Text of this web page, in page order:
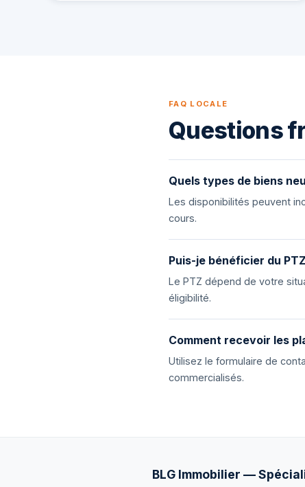
FAQ LOCALE
Questions
Quels types de biens
Les disponibilités peuvent
cours.
Puis-je bénéficier du
Le PTZ dépend de votre
éligibilité.
Comment recevoir les
Utilisez le formulaire de
commercialisés.
BLG Immobilier —